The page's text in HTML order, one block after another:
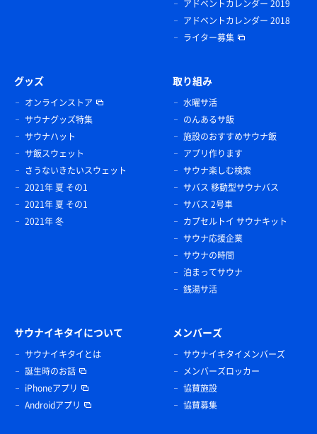
アドベントカレンダー 2019
アドベントカレンダー 2018
ライター募集
グッズ
オンラインストア
サウナグッズ特集
サウナハット
サ飯スウェット
さうないきたいスウェット
2021年 夏 その1
2021年 夏 その1
2021年 冬
取り組み
水曜サ活
のんあるサ飯
施設のおすすめサウナ飯
アプリ作ります
サウナ楽しむ検索
サバス 移動型サウナバス
サバス 2号車
カプセルトイ サウナキット
サウナ応援企業
サウナの時間
泊まってサウナ
銭湯サ活
サウナイキタイについて
サウナイキタイとは
誕生時のお話
iPhoneアプリ
Androidアプリ
メンバーズ
サウナイキタイメンバーズ
メンバーズロッカー
協賛施設
協賛募集